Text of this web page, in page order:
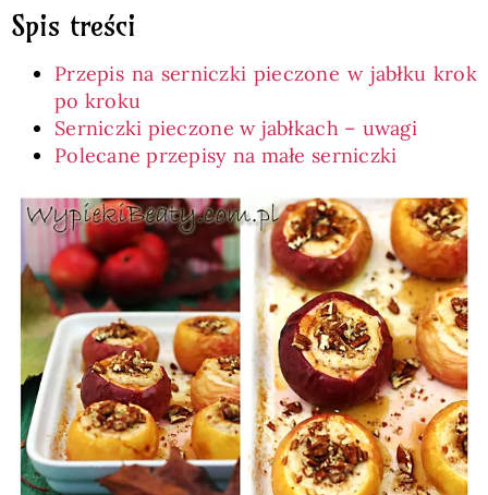
Spis treści
Przepis na serniczki pieczone w jabłku krok
po kroku
Serniczki pieczone w jabłkach – uwagi
Polecane przepisy na małe serniczki